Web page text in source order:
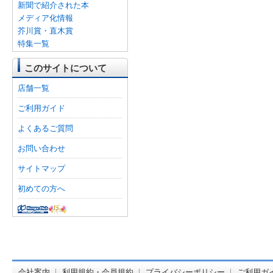
新聞で紹介された本
メディア化情報
芥川賞・直木賞
特集一覧
このサイトについて
店舗一覧
ご利用ガイド
よくあるご質問
お問い合わせ
サイトマップ
初めての方へ